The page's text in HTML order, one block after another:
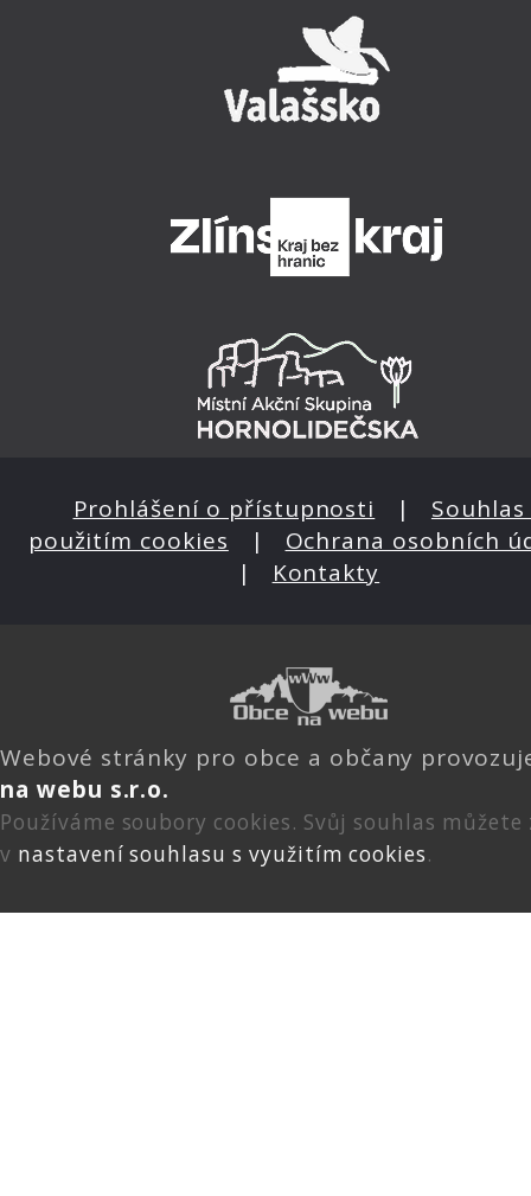
Prohlášení o přístupnosti | Souhlas
použitím cookies | Ochrana osobních
| Kontakty
Webové stránky pro obce a občany
na webu s.r.o.
Používáme soubory cookies. Svůj souhlas
v nastavení souhlasu s využitím cookies.